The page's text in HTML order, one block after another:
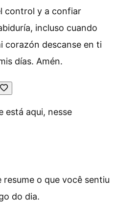
control y a confiar
incluso cuando
corazón descanse en ti
días. Amén.
está aqui, nesse
resume o que você sentiu
do dia.